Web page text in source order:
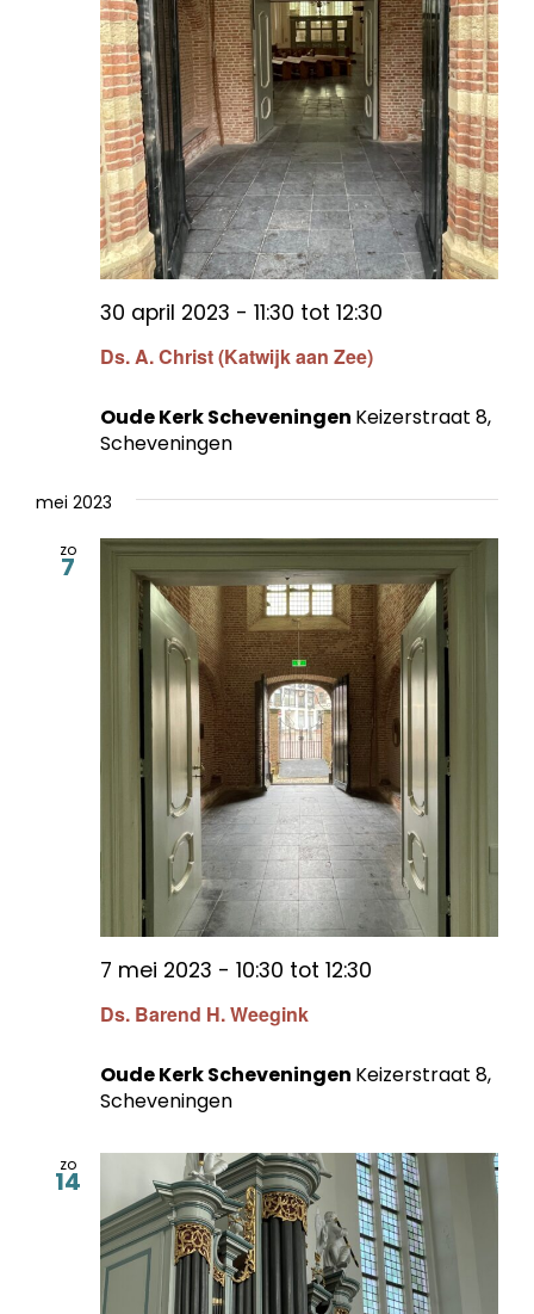
Ds. A. Christ (Katwijk aan Zee)
30 april 2023 - 11:30 tot 12:30
Oude Kerk Scheveningen Keizerstraat 8,
Scheveningen
mei 2023
zo
7
Ds. Barend H. Weegink
7 mei 2023 - 10:30 tot 12:30
Oude Kerk Scheveningen Keizerstraat 8,
Scheveningen
zo
14